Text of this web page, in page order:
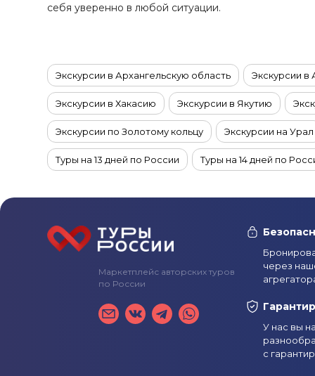
себя уверенно в любой ситуации.
Экскурсии в Архангельскую область Экскурсии в
Экскурсии в Хакасию Экскурсии в Якутию
Экскурсии по Золотому кольцу Экскурсии на Урал
Туры на 13 дней по России Туры на 14 дней по
Экскурсии на Курильские острова
Туры из Владимира Экскурсии на Байкал
Туры с экскурсиями в Мурманск и область зимой
Туры с экскурсиями в Мурманск и область в январе
Туры с экскурсиями в Мурманск и область в июне
Маркетплейс авторских туров
по России
через
У нас вы
с